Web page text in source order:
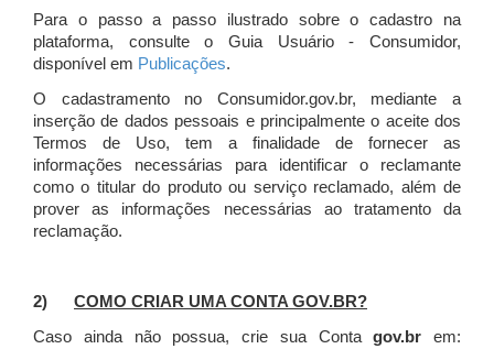
Para o passo a passo ilustrado sobre o cadastro na
plataforma, consulte o Guia Usuário - Consumidor,
disponível em Publicações.
O cadastramento no Consumidor.gov.br, mediante a
inserção de dados pessoais e principalmente o aceite dos
Termos de Uso, tem a finalidade de fornecer as
informações necessárias para identificar o reclamante
como o titular do produto ou serviço reclamado, além de
prover as informações necessárias ao tratamento da
reclamação.
2) COMO CRIAR UMA CONTA GOV.BR?
Caso ainda não possua, crie sua Contagov.br em: